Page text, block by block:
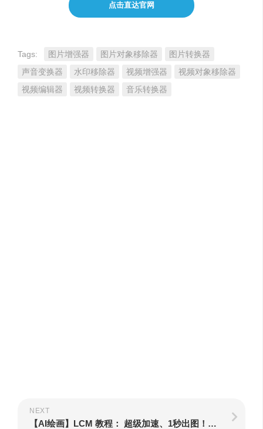
点击直达官网
Tags: 图片增强器 图片对象移除器
图片转换器
声音变换器
水印移除器 视频增强器
视频对象移除器
视频编辑器
视频转换器 音乐转换器
NEXT
【AI绘画】LCM 教程： 超级加速、1秒出图！小显卡的福音 LCM LoRA、采样器 安装使用教程